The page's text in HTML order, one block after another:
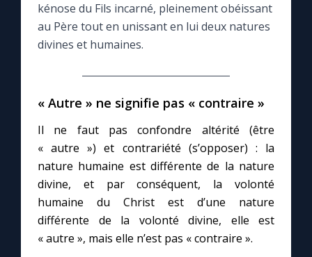
Le magazine
Le site internet
Prier au quotidien
Avec Thérèse de Lisieux
L'Évangile chaque jour
Les premiers samedis du mois
kénose du Fils incarné, pleinement obéissant
au Père tout en unissant en lui deux natures
divines et humaines.
« Autre » ne signifie pas « contraire »
Il ne faut pas confondre altérité (être
« autre ») et contrariété (s’opposer) : la
nature humaine est différente de la nature
divine, et par conséquent, la volonté
humaine du Christ est d’une nature
différente de la volonté divine, elle est
« autre », mais elle n’est pas « contraire ».